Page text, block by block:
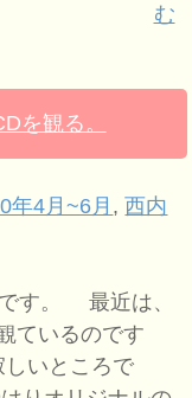
む
を観る。
年4月~6月 ,西内
す。 最近は、
ているのです
いところで